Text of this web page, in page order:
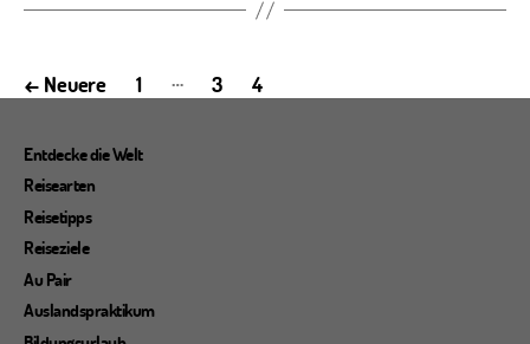
Seitennummerierung
Beiträge
← Neuere 1 … 3 4
Entdecke die Welt
Reisearten
Reisetipps
Reiseziele
Au Pair
Auslandspraktikum